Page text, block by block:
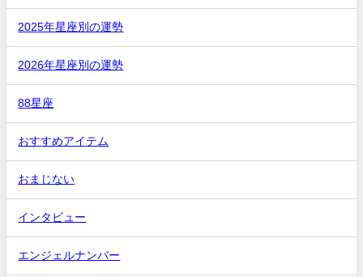
2025年星座別の運勢
2026年星座別の運勢
88星座
おすすめアイテム
おまじない
インタビュー
エンジェルナンバー